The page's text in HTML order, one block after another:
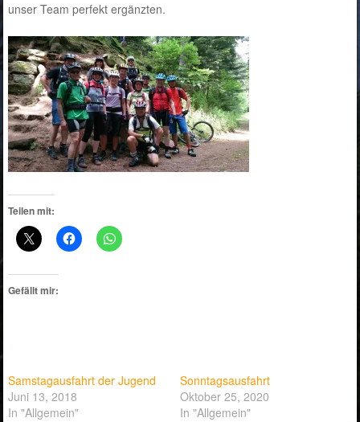
unser Team perfekt ergänzten.
Teilen mit:
Gefällt mir:
Samstagausfahrt der Jugend
Juni 13, 2018
In "Allgemein"
Sonntagsausfahrt
Oktober 25, 2020
In "Allgemein"